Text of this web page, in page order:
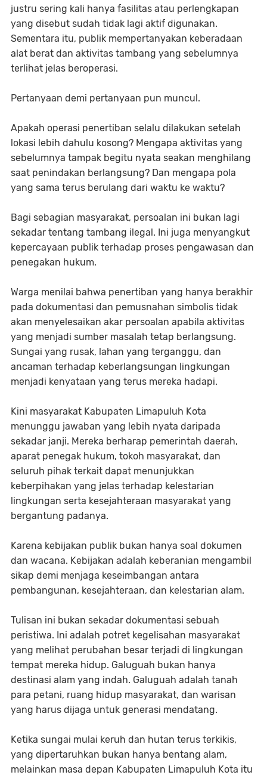
justru sering kali hanya fasilitas atau perlengkapan
yang disebut sudah tidak lagi aktif digunakan.
Sementara itu, publik mempertanyakan keberadaan
alat berat dan aktivitas tambang yang sebelumnya
terlihat jelas beroperasi.
Pertanyaan demi pertanyaan pun muncul.
Apakah operasi penertiban selalu dilakukan setelah
lokasi lebih dahulu kosong? Mengapa aktivitas yang
sebelumnya tampak begitu nyata seakan menghilang
saat penindakan berlangsung? Dan mengapa pola
yang sama terus berulang dari waktu ke waktu?
Bagi sebagian masyarakat, persoalan ini bukan lagi
sekadar tentang tambang ilegal. Ini juga menyangkut
kepercayaan publik terhadap proses pengawasan dan
penegakan hukum.
Warga menilai bahwa penertiban yang hanya berakhir
pada dokumentasi dan pemusnahan simbolis tidak
akan menyelesaikan akar persoalan apabila aktivitas
yang menjadi sumber masalah tetap berlangsung.
Sungai yang rusak, lahan yang terganggu, dan
ancaman terhadap keberlangsungan lingkungan
menjadi kenyataan yang terus mereka hadapi.
Kini masyarakat Kabupaten Limapuluh Kota
menunggu jawaban yang lebih nyata daripada
sekadar janji. Mereka berharap pemerintah daerah,
aparat penegak hukum, tokoh masyarakat, dan
seluruh pihak terkait dapat menunjukkan
keberpihakan yang jelas terhadap kelestarian
lingkungan serta kesejahteraan masyarakat yang
bergantung padanya.
Karena kebijakan publik bukan hanya soal dokumen
dan wacana. Kebijakan adalah keberanian mengambil
sikap demi menjaga keseimbangan antara
pembangunan, kesejahteraan, dan kelestarian alam.
Tulisan ini bukan sekadar dokumentasi sebuah
peristiwa. Ini adalah potret kegelisahan masyarakat
yang melihat perubahan besar terjadi di lingkungan
tempat mereka hidup. Galuguah bukan hanya
destinasi alam yang indah. Galuguah adalah tanah
para petani, ruang hidup masyarakat, dan warisan
yang harus dijaga untuk generasi mendatang.
Ketika sungai mulai keruh dan hutan terus terkikis,
yang dipertaruhkan bukan hanya bentang alam,
melainkan masa depan Kabupaten Limapuluh Kota itu